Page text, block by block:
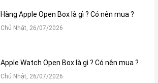
Hàng Apple Open Box là gì ? Có nên mua ?
Chủ Nhật, 26/07/2026
Apple Watch Open Box là gì ? Có nên mua ?
Chủ Nhật, 26/07/2026